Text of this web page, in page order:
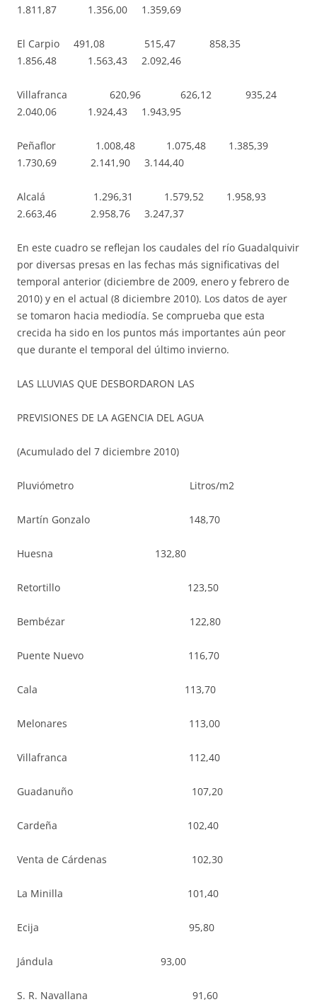
1.811,87 1.356,00 1.359,69
El Carpio 491,08 515,47 858,35
1.856,48 1.563,43 2.092,46
Villafranca 620,96 626,12 935,24
2.040,06 1.924,43 1.943,95
Peñaflor 1.008,48 1.075,48 1.385,39
1.730,69 2.141,90 3.144,40
Alcalá 1.296,31 1.579,52 1.958,93
2.663,46 2.958,76 3.247,37
En este cuadro se reflejan los caudales del río Guadalquivir
por diversas presas en las fechas más significativas del
temporal anterior (diciembre de 2009, enero y febrero de
2010) y en el actual (8 diciembre 2010). Los datos de ayer
se tomaron hacia mediodía. Se comprueba que esta
crecida ha sido en los puntos más importantes aún peor
que durante el temporal del último invierno.
LAS LLUVIAS QUE DESBORDARON LAS
PREVISIONES DE LA AGENCIA DEL AGUA
(Acumulado del 7 diciembre 2010)
Pluviómetro Litros/m2
Martín Gonzalo 148,70
Huesna 132,80
Retortillo 123,50
Bembézar 122,80
Puente Nuevo 116,70
Cala 113,70
Melonares 113,00
Villafranca 112,40
Guadanuño 107,20
Cardeña 102,40
Venta de Cárdenas 102,30
La Minilla 101,40
Ecija 95,80
Jándula 93,00
S. R. Navallana 91,60